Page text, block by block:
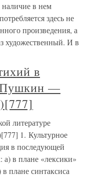
наличие в нем
здесь не
произведения, а
художественный. И в
в
(Пушкин —
литературе
1. Культурное
в последующей
в плане «лексики»
плане синтаксиса